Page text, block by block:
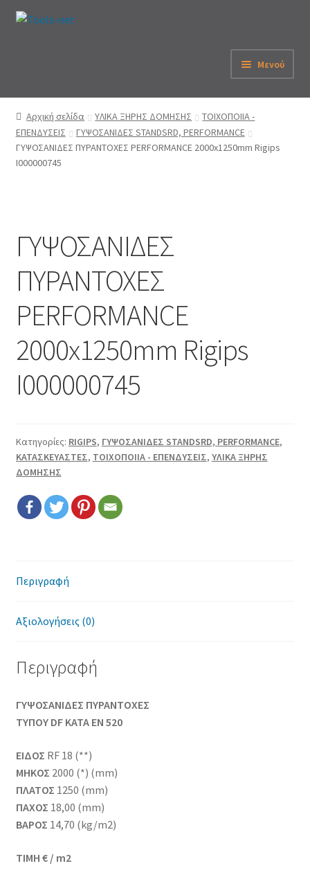
Απευθείας
Μετάβαση
Μενού
Αρχική
Εταιρεία
eShop
Καλάθι
Παραγγελία
Επικοινωνία
Όροι χρήσης
Πολιτική cookies
Αρχική σελίδα ΥΛΙΚΑ ΞΗΡΗΣ ΔΟΜΗΣΗΣ
ΤΟΙΧΟΠΟΙΙΑ -
ΕΠΕΝΔΥΣΕΙΣ
ΓΥΨΟΣΑΝΙΔΕΣ STANDSRD, PERFORMANCE
ΓΥΨΟΣΑΝΙΔΕΣ ΠΥΡΑΝΤΟΧΕΣ PERFORMANCE 2000x1250mm Rigips
I000000745
ΓΥΨΟΣΑΝΙΔΕΣ
ΠΥΡΑΝΤΟΧΕΣ
PERFORMANCE
2000x1250mm Rigips
I000000745
Κατηγορίες: RIGIPS, ΓΥΨΟΣΑΝΙΔΕΣ STANDSRD, PERFORMANCE,
ΚΑΤΑΣΚΕΥΑΣΤΕΣ, ΤΟΙΧΟΠΟΙΙΑ - ΕΠΕΝΔΥΣΕΙΣ, ΥΛΙΚΑ ΞΗΡΗΣ
ΔΟΜΗΣΗΣ
Περιγραφή
Αξιολογήσεις (0)
Περιγραφή
ΓΥΨΟΣΑΝΙΔΕΣ ΠΥΡΑΝΤΟΧΕΣ
ΤΥΠΟΥ DF KATA EN 520
ΕΙΔΟΣ RF 18 (**)
ΜΗΚΟΣ 2000 (*) (mm)
ΠΛΑΤΟΣ 1250 (mm)
ΠΑΧΟΣ 18,00 (mm)
ΒΑΡΟΣ 14,70 (kg/m2)
TIMH € / m2